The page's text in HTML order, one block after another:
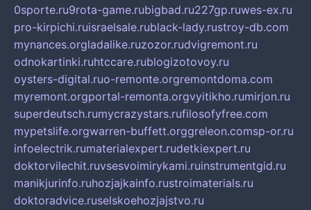
0sporte.ru9rota-game.rubigbad.ru227gp.ruwes-ex.ru
pro-kirpichi.ruisraelsale.rublack-lady.rustroy-db.com
mynances.orgladalike.ruzozor.rudvigremont.ru
odnokartinki.ruhtccare.rublogizotovoy.ru
oysters-digital.ruo-remonte.orgremontdoma.com
myremont.orgportal-remonta.orgvyitikho.rumirjon.ru
superdeutsch.rumycrazystars.rufilosofyfree.com
mypetslife.orgwarren-buffett.orggreleon.comsp-or.ru
infoelectrik.rumaterialexpert.rudetkiexpert.ru
doktorvilechit.ruvsesvoimirykami.ruinstrumentgid.ru
manikjurinfo.ruhozjajkainfo.rustroimaterials.ru
doktoradvice.ruselskoehozjajstvo.ru